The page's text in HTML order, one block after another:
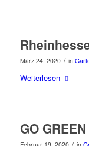
März 24, 2020 / in
Weiterlesen
GO